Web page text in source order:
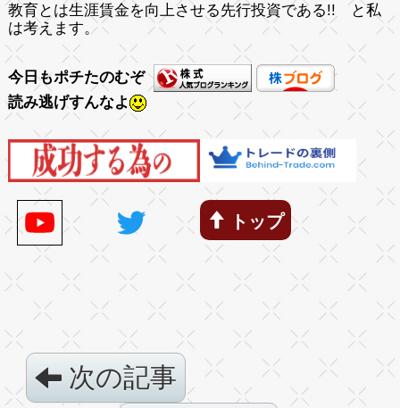
教育とは生涯賃金を向上させる先行投資である!!
と私
は考えます。
今日もポチたのむぞ
読み逃げすんなよ
トップ
次の記事